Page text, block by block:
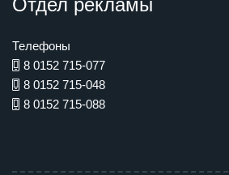
Отдел рекламы
Телефоны
8 0152 715-077
8 0152 715-048
8 0152 715-088